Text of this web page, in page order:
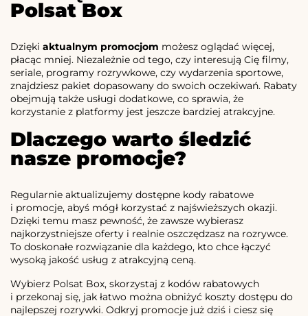
Polsat Box
Dzięki aktualnym promocjom możesz oglądać więcej,
płacąc mniej. Niezależnie od tego, czy interesują Cię filmy,
seriale, programy rozrywkowe, czy wydarzenia sportowe,
znajdziesz pakiet dopasowany do swoich oczekiwań. Rabaty
obejmują także usługi dodatkowe, co sprawia, że
korzystanie z platformy jest jeszcze bardziej atrakcyjne.
Dlaczego warto śledzić
nasze promocje?
Regularnie aktualizujemy dostępne kody rabatowe
i promocje, abyś mógł korzystać z najświeższych okazji.
Dzięki temu masz pewność, że zawsze wybierasz
najkorzystniejsze oferty i realnie oszczędzasz na rozrywce.
To doskonałe rozwiązanie dla każdego, kto chce łączyć
wysoką jakość usług z atrakcyjną ceną.
Wybierz Polsat Box, skorzystaj z kodów rabatowych
i przekonaj się, jak łatwo można obniżyć koszty dostępu do
najlepszej rozrywki. Odkryj promocje już dziś i ciesz się